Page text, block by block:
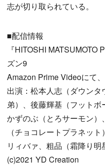
志が切り取られている。
■配信情報
『HITOSHI
ズン9
Amazon Prime Videoにて
出演：松本人志（ダウン
弟）、後藤輝基（フット
かずのぶ（とろサーモン
（チョコレートプラネッ
リィバァ、粗品（霜降り明
(c)2021 YD Creation